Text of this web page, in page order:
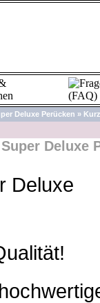
Deluxe Perücken » Kurz
Super Deluxe
Deluxe